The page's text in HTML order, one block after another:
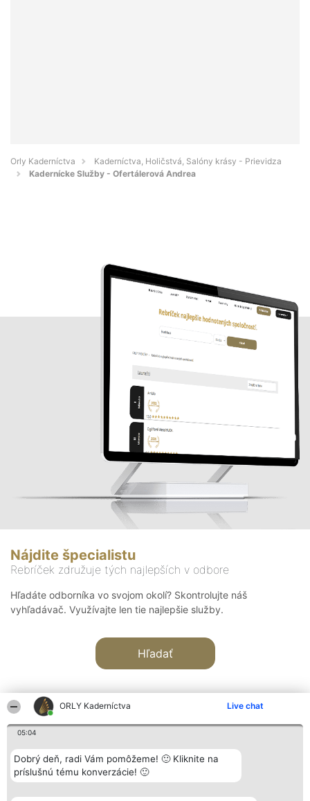
ORLY Kaderníctva Live chat
05:04
Dobrý deň, radi Vám pomôžeme! 🙂 Kliknite na
príslušnú tému konverzácie! 🙂
Orly Kaderníctva
Kaderníctva, Holičstvá, Salóny krásy - Prievidza
Kadernícke Služby - Ofertálerová Andrea
Nájdite špecialistu
Rebríček združuje tých najlepších v odbore
Hľadáte odborníka vo svojom okolí? Skontrolujte náš
vyhľadávač. Využívajte len tie najlepšie služby.
Hľadať
Organizátor hodnotenia
Bright Side Solutions sp. z o.
o. sp. k.
Wrocław 50-079
Hodnotenie
Laureáti
Lista
Laureatów
Kontakt
Kontakt